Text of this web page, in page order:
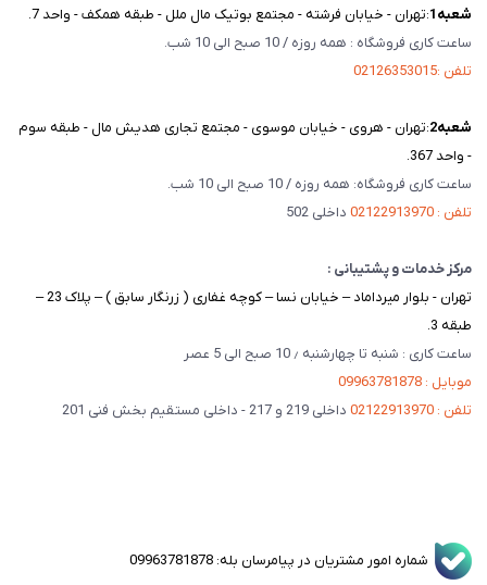
شعبه‌1 :تهران - خیابان فرشته - مجتمع بوتیک مال ملل - طبقه همکف - واحد 7.
ساعت کاری فروشگاه : همه روزه / 10 صبح الی 10 شب.
تلفن :02126353015
شعبه‌2 :تهران - هروی - خیابان موسوی - مجتمع تجاری هدیش مال - طبقه سوم
- واحد 367.
ساعت کاری فروشگاه: همه روزه / 10 صبح الی 10 شب.
تلفن : 02122913970
داخلی 502
مرکز خدمات و پشتیبانی :
تهران - بلوار میرداماد – خیابان نسا – کوچه غفاری ( زرنگار سابق ) – پلاک 23 –
طبقه 3.
ساعت کاری : شنبه تا چهارشنبه ٫ 10 صبح الی 5 عصر
موبایل : 09963781878
تلفن : 02122913970
داخلی 219 و 217 - داخلی مستقیم بخش فنی 201
شماره امور مشتریان در پیامرسان بله: 09963781878